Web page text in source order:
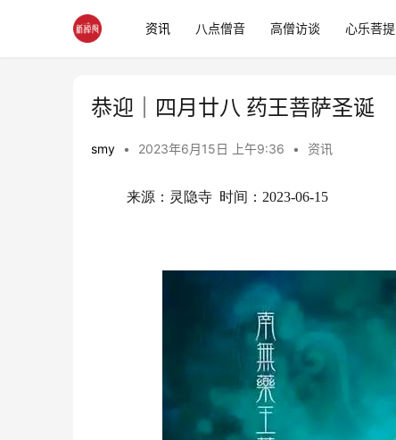
资讯 八点僧音 高僧访谈 心乐菩提
恭迎｜四月廿八 药王菩萨圣诞
smy • 2023年6月15日 上午9:36 • 资讯
来源：灵隐寺  时间：2023-06-15